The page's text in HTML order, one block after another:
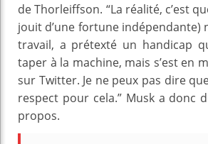
de Thorleiffson. “La réalité, c’est
jouit d’une fortune indépendante)
travail, a prétexté un handicap
taper à la machine, mais s’est en
sur Twitter. Je ne peux pas dire
respect pour cela.” Musk a donc
propos.